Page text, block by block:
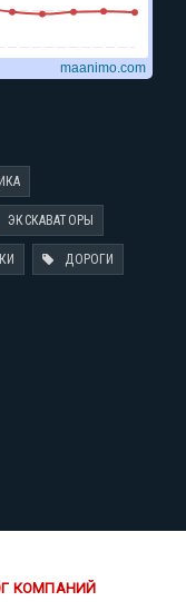
ЭКСКАВАТОРЫ
ДОРОГИ
КОМПАНИЙ